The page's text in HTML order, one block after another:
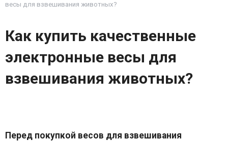
весы для взвешивания животных?
Как купить качественные
электронные весы для
взвешивания животных?
Перед покупкой весов для взвешивания